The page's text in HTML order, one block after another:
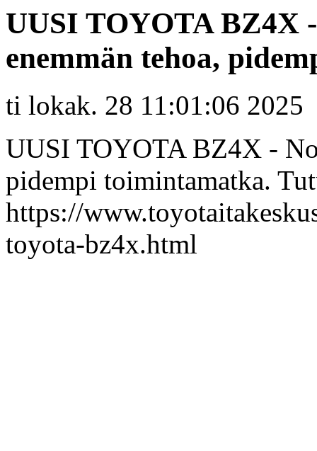
UUSI TOYOTA BZ4X
enemmän tehoa,
ti lokak. 28 11:01:06 2025
UUSI TOYOTA BZ4X -
pidempi toimintamatka.
https://
toyota-bz4x.html